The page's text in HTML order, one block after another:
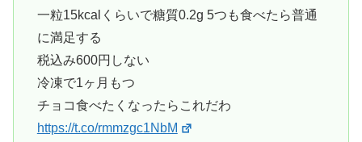
一粒15kcalくらいで糖質0.2g 5つも食べたら普通
に満足する
税込み600円しない
冷凍で1ヶ月もつ
チョコ食べたくなったらこれだわ
https://t.co/rmmzgc1NbM